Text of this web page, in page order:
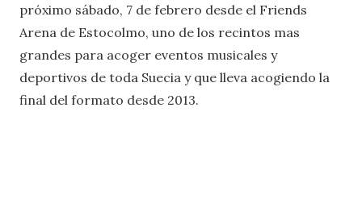
próximo sábado, 7 de febrero desde el Friends
Arena de Estocolmo, uno de los recintos mas
grandes para acoger eventos musicales y
deportivos de toda Suecia y que lleva acogiendo la
final del formato desde 2013.